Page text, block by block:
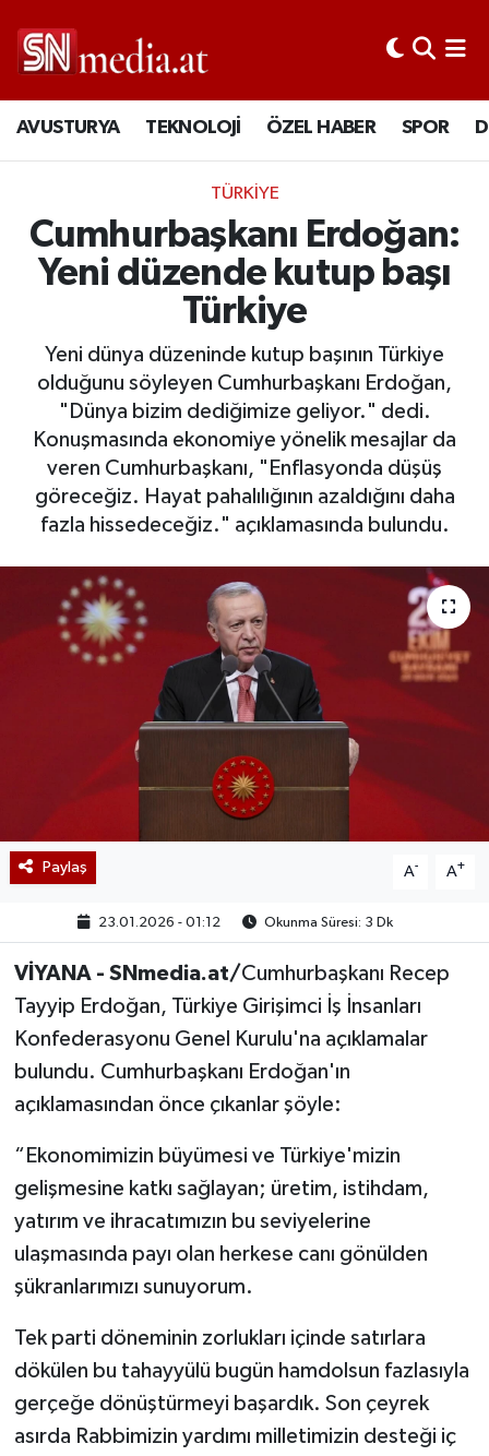
AVUSTURYA TEKNOLOJİ ÖZEL HABER SPOR
TÜRKİYE
Cumhurbaşkanı Erdoğan:
Yeni düzende kutup başı
Türkiye
Yeni dünya düzeninde kutup başının Türkiye
olduğunu söyleyen Cumhurbaşkanı Erdoğan,
"Dünya bizim dediğimize geliyor." dedi.
Konuşmasında ekonomiye yönelik mesajlar da
veren Cumhurbaşkanı, "Enflasyonda düşüş
göreceğiz. Hayat pahalılığının azaldığını daha
fazla hissedeceğiz." açıklamasında bulundu.
Paylaş A- A+
23.01.2026 - 01:12 Okunma Süresi: 3 Dk
VİYANA - SNmedia.at/Cumhurbaşkanı Recep
Tayyip Erdoğan, Türkiye Girişimci İş İnsanları
Konfederasyonu Genel Kurulu'na açıklamalar
bulundu. Cumhurbaşkanı Erdoğan'ın
açıklamasından önce çıkanlar şöyle:
“Ekonomimizin büyümesi ve Türkiye'mizin
gelişmesine katkı sağlayan; üretim, istihdam,
yatırım ve ihracatımızın bu seviyelerine
ulaşmasında payı olan herkese canı gönülden
şükranlarımızı sunuyorum.
Tek parti döneminin zorlukları içinde satırlara
dökülen bu tahayyülü bugün hamdolsun fazlasıyla
gerçeğe dönüştürmeyi başardık. Son çeyrek
asırda Rabbimizin yardımı milletimizin desteği iç